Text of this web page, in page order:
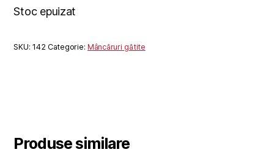
Stoc epuizat
SKU:142 Categorie:Mâncăruri gătite
Produse similare